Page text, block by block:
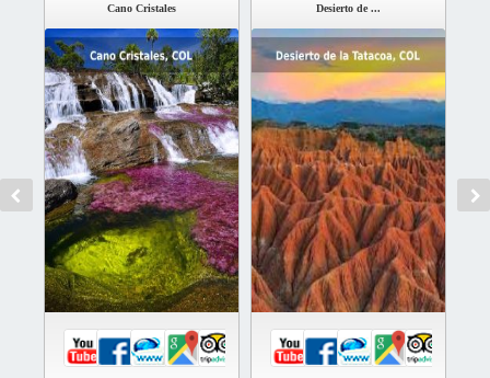
Cano Cristales Desierto de ...